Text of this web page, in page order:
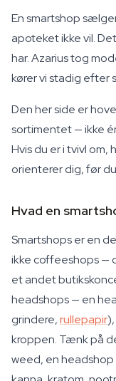
En smartshop
apoteket ikke vil.
har. Azarius tog
kører vi stadig efter
Den her side er
sortimentet — ikke
Hvis du er i tvivl om,
orienterer dig, før
Hvad en
Smartshops er en
ikke coffeeshops —
et andet
headshops — en
grindere,rullepapir
kroppen. Tænk på
weed, en